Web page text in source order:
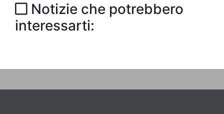
Notizie che potrebbero
interessarti: